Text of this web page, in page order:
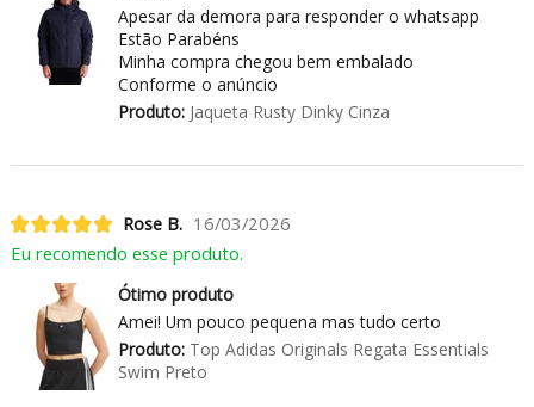
Apesar da demora para responder o whatsapp
Estão Parabéns
Minha compra chegou bem embalado
Conforme o anúncio
Produto:Jaqueta Rusty Dinky Cinza
Rose B. 16/03/2026
Eu recomendo esse produto.
Ótimo produto
Amei! Um pouco pequena mas tudo certo
Produto:Top Adidas Originals Regata Essentials
Swim Preto